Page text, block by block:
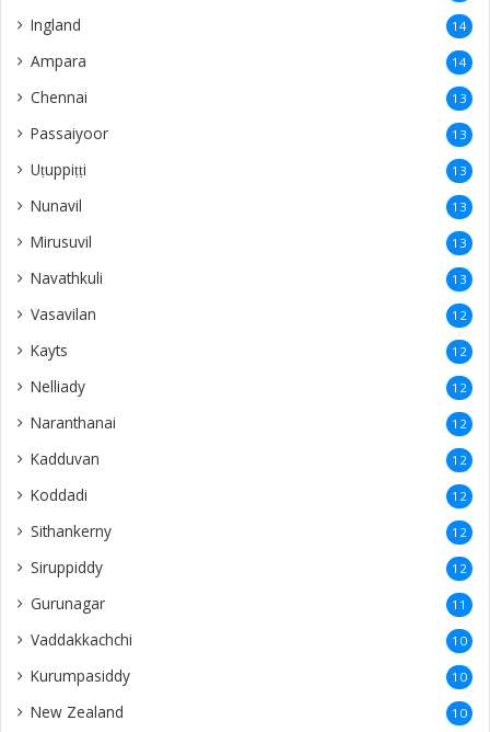
Ingland 14
Ampara 14
Chennai 13
Passaiyoor 13
Uṭuppiṭṭi 13
Nunavil 13
Mirusuvil 13
Navathkuli 13
Vasavilan 12
Kayts 12
Nelliady 12
Naranthanai 12
Kadduvan 12
Koddadi 12
Sithankerny 12
Siruppiddy 12
Gurunagar 11
Vaddakkachchi 10
Kurumpasiddy 10
New Zealand 10